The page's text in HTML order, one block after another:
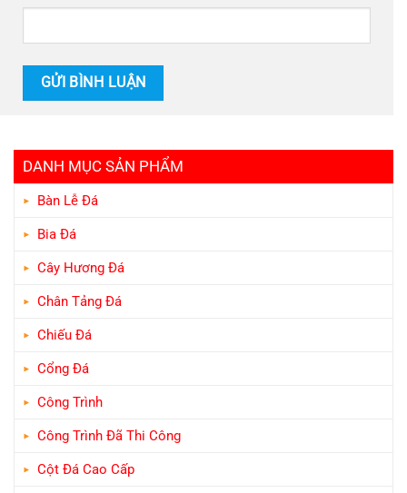
DANH MỤC SẢN PHẨM
Bàn Lễ Đá
Bia Đá
Cây Hương Đá
Chân Tảng Đá
Chiếu Đá
Cổng Đá
Công Trình
Công Trình Đã Thi Công
Cột Đá Cao Cấp